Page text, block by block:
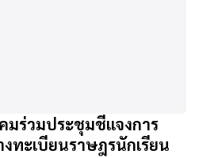
มร่วมประชุมชี้แจงการ
ทะเบียนราษฎรนักเรียน